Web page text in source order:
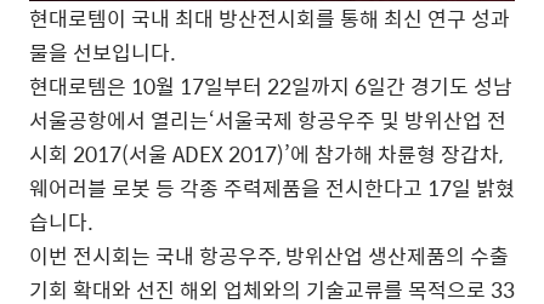
현대로템이 국내 최대 방산전시회를 통해 최신 연구 성과
물을 선보입니다.
현대로템은 10월 17일부터 22일까지 6일간 경기도 성남
서울공항에서 열리는‘서울국제 항공우주 및 방위산업 전
시회 2017(서울 ADEX 2017)’에 참가해 차륜형 장갑차,
웨어러블 로봇 등 각종 주력제품을 전시한다고 17일 밝혔
습니다.
이번 전시회는 국내 항공우주, 방위산업 생산제품의 수출
기회 확대와 선진 해외 업체와의 기술교류를 목적으로 33